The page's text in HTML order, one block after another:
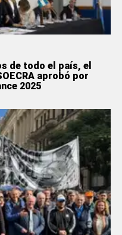
de todo el país, el
aprobó por
2025